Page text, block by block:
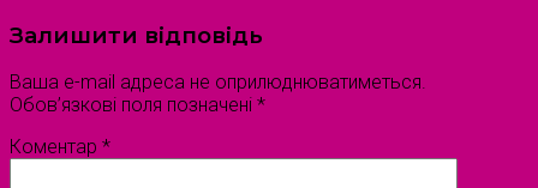
Залишити відповідь
Ваша e-mail адреса не оприлюднюватиметься.
Обов’язкові поля позначені *
Коментар *